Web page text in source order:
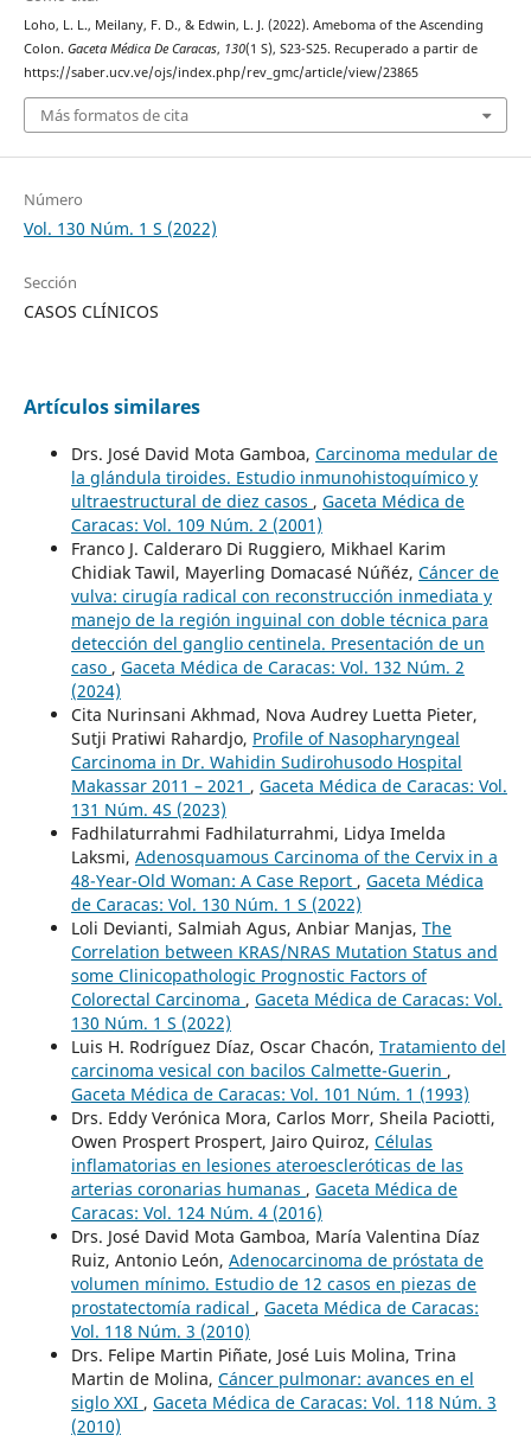
Loho, L. L., Meilany, F. D., & Edwin, L. J. (2022). Ameboma of the Ascending
Colon. Gaceta Médica De Caracas, 130(1 S), S23-S25. Recuperado a partir de
https://saber.ucv.ve/ojs/index.php/rev_gmc/article/view/23865
Más formatos de cita
Número
Vol. 130 Núm. 1 S (2022)
Sección
CASOS CLÍNICOS
Artículos similares
Drs. José David Mota Gamboa, Carcinoma medular de
la glándula tiroides. Estudio inmunohistoquímico y
ultraestructural de diez casos , Gaceta Médica de
Caracas: Vol. 109 Núm. 2 (2001)
Franco J. Calderaro Di Ruggiero, Mikhael Karim
Chidiak Tawil, Mayerling Domacasé Núñéz, Cáncer de
vulva: cirugía radical con reconstrucción inmediata y
manejo de la región inguinal con doble técnica para
detección del ganglio centinela. Presentación de un
caso , Gaceta Médica de Caracas: Vol. 132 Núm. 2
(2024)
Cita Nurinsani Akhmad, Nova Audrey Luetta Pieter,
Sutji Pratiwi Rahardjo, Profile of Nasopharyngeal
Carcinoma in Dr. Wahidin Sudirohusodo Hospital
Makassar 2011 – 2021 , Gaceta Médica de Caracas: Vol.
131 Núm. 4S (2023)
Fadhilaturrahmi Fadhilaturrahmi, Lidya Imelda
Laksmi, Adenosquamous Carcinoma of the Cervix in a
48-Year-Old Woman: A Case Report , Gaceta Médica
de Caracas: Vol. 130 Núm. 1 S (2022)
Loli Devianti, Salmiah Agus, Anbiar Manjas, The
Correlation between KRAS/NRAS Mutation Status and
some Clinicopathologic Prognostic Factors of
Colorectal Carcinoma , Gaceta Médica de Caracas: Vol.
130 Núm. 1 S (2022)
Luis H. Rodríguez Díaz, Oscar Chacón, Tratamiento del
carcinoma vesical con bacilos Calmette-Guerin ,
Gaceta Médica de Caracas: Vol. 101 Núm. 1 (1993)
Drs. Eddy Verónica Mora, Carlos Morr, Sheila Paciotti,
Owen Prospert Prospert, Jairo Quiroz, Células
inflamatorias en lesiones ateroescleróticas de las
arterias coronarias humanas , Gaceta Médica de
Caracas: Vol. 124 Núm. 4 (2016)
Drs. José David Mota Gamboa, María Valentina Díaz
Ruiz, Antonio León, Adenocarcinoma de próstata de
volumen mínimo. Estudio de 12 casos en piezas de
prostatectomía radical , Gaceta Médica de Caracas:
Vol. 118 Núm. 3 (2010)
Drs. Felipe Martin Piñate, José Luis Molina, Trina
Martin de Molina, Cáncer pulmonar: avances en el
siglo XXI , Gaceta Médica de Caracas: Vol. 118 Núm. 3
(2010)